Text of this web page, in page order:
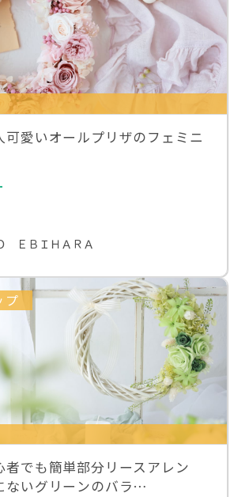
可愛いオールプリザのフェミニ
ＥＢＩＨＡＲＡ
プ
者でも簡単部分リースアレン
いグリーンのバラ…